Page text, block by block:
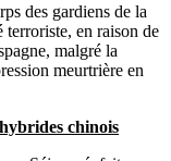
des gardiens de la
en raison de
malgré la
meurtrière en
chinois